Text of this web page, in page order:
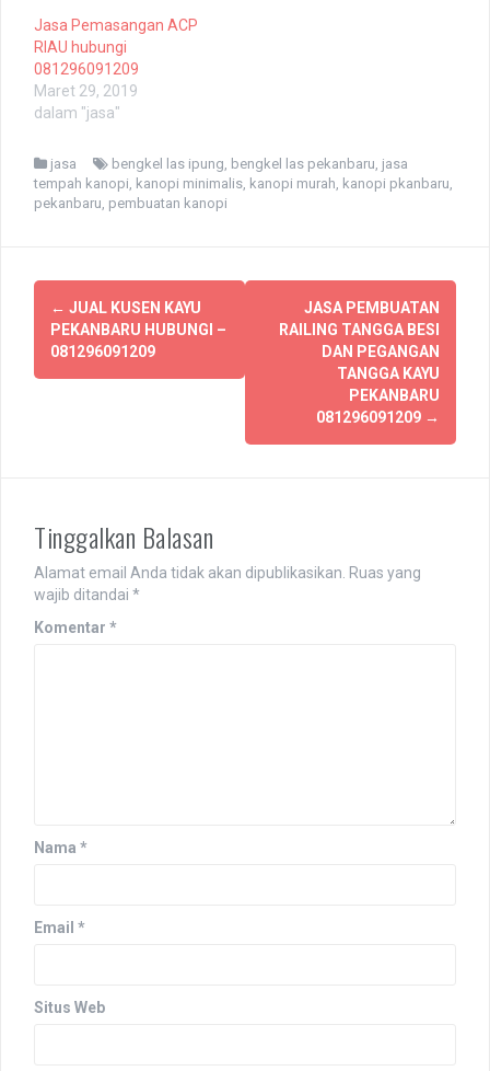
a
T
w
i
t
t
e
r
(
m
b
u
k
a
n
e
l
a
y
a
g
i
F
a
c
e
b
M
e
m
b
u
j
n
d
e
l
a
a
Jasa Pemasangan ACP
RIAU hubungi
081296091209
Maret 29, 2019
dalam "jasa"
jasa bengkel las ipung, bengkel las pekanbaru, jasa
tempah kanopi, kanopi minimalis, kanopi murah, kanopi pkanbaru,
pekanbaru, pembuatan kanopi
Navigasi
pos
← JUAL KUSEN KAYU
PEKANBARU HUBUNGI –
081296091209
JASA PEMBUATAN
RAILING TANGGA BESI
DAN PEGANGAN
TANGGA KAYU
PEKANBARU
081296091209 →
Tinggalkan Balasan
Alamat email Anda tidak akan dipublikasikan. Ruas yang
wajib ditandai *
Komentar *
Nama *
Email *
Situs Web